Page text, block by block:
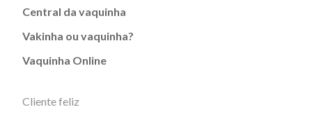
Central da vaquinha
Vakinha ou vaquinha?
Vaquinha Online
Cliente feliz